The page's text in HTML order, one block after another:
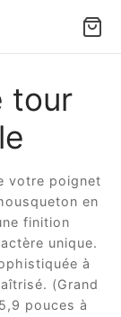
tour
votre poignet
en
finition
unique.
à
(Grand
pouces à